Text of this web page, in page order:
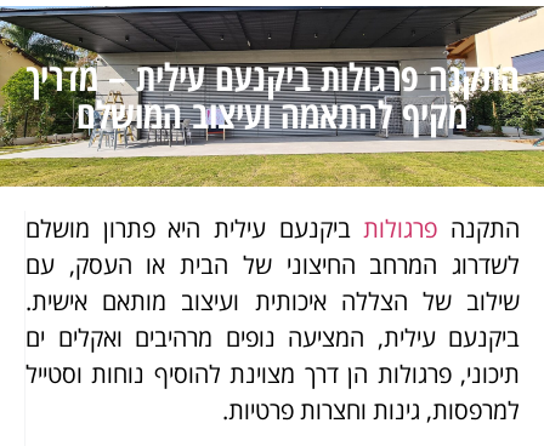
התקנה פרגולות ביקנעם עילית – מדריך
מקיף להתאמה ועיצוב המושלם
התקנה פרגולותביקנעם עילית היא פתרון מושלם
לשדרוג המרחב החיצוני של הבית או העסק, עם
שילוב של הצללה איכותית ועיצוב מותאם אישית.
ביקנעם עילית, המציעה נופים מרהיבים ואקלים ים
תיכוני, פרגולות הן דרך מצוינת להוסיף נוחות וסטייל
למרפסות, גינות וחצרות פרטיות.